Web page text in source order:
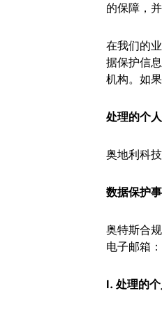
的保障，
在我们的
据保护信
机构。如
处理的个
奥地利科
数据保护
奥特斯合
电子邮箱：
I. 处理的